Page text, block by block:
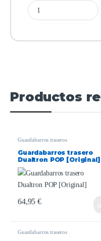
Productos
Guardabarros traseros
Guardabarros trasero
Dualtron POP [Original]
64,95€
Guardabarros traseros